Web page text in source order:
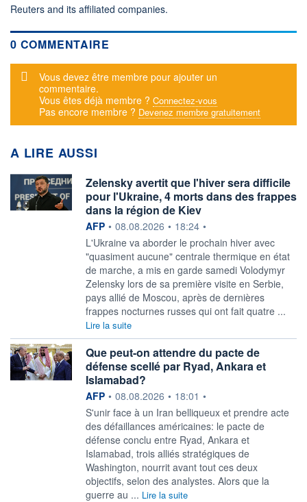
Reuters and its affiliated companies.
0 COMMENTAIRE
Message d'alerte
Vous devez être membre pour ajouter un
commentaire.
Vous êtes déjà membre ? Connectez-vous
Pas encore membre ? Devenez membre gratuitement
A LIRE AUSSI
Zelensky avertit que l'hiver sera difficile
pour l'Ukraine, 4 morts dans des frappes
dans la région de Kiev
information fournie par
AFP • 08.08.2026 • 18:24 •
L'Ukraine va aborder le prochain hiver avec
"quasiment aucune" centrale thermique en état
de marche, a mis en garde samedi Volodymyr
Zelensky lors de sa première visite en Serbie,
pays allié de Moscou, après de dernières
frappes nocturnes russes qui ont fait quatre ...
Lire la suite
Que peut-on attendre du pacte de
défense scellé par Ryad, Ankara et
Islamabad?
information fournie par
AFP • 08.08.2026 • 18:01 •
S'unir face à un Iran belliqueux et prendre acte
des défaillances américaines: le pacte de
défense conclu entre Ryad, Ankara et
Islamabad, trois alliés stratégiques de
Washington, nourrit avant tout ces deux
objectifs, selon des analystes. Alors que la
guerre au ... Lire la suite